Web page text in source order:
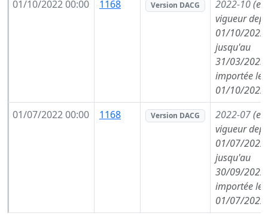
01/10/2022 00:00
1168 Version DACG 2022-10(en
vigueur
01/10/2022,
jusqu'au
31/03/2023,
importée le
01/10/2022)
01/07/2022 00:00
1168 Version DACG 2022-07(en
vigueur
01/07/2022,
jusqu'au
30/09/2022,
importée le
01/07/2022)